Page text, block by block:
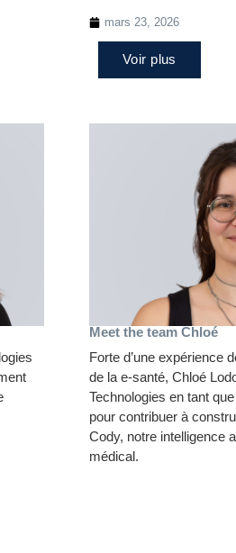
mars 23, 2026
Voir plus
Meet the team Chloé
Forte d’une expérience
de la e-santé, Chloé
Technologies en tant
pour contribuer à
Cody, notre intelligence
médical.